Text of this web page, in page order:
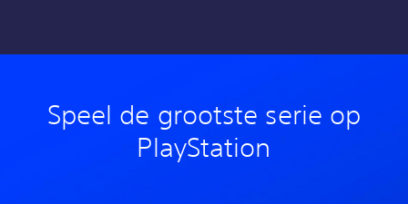
Speel de grootste serie op
PlayStation